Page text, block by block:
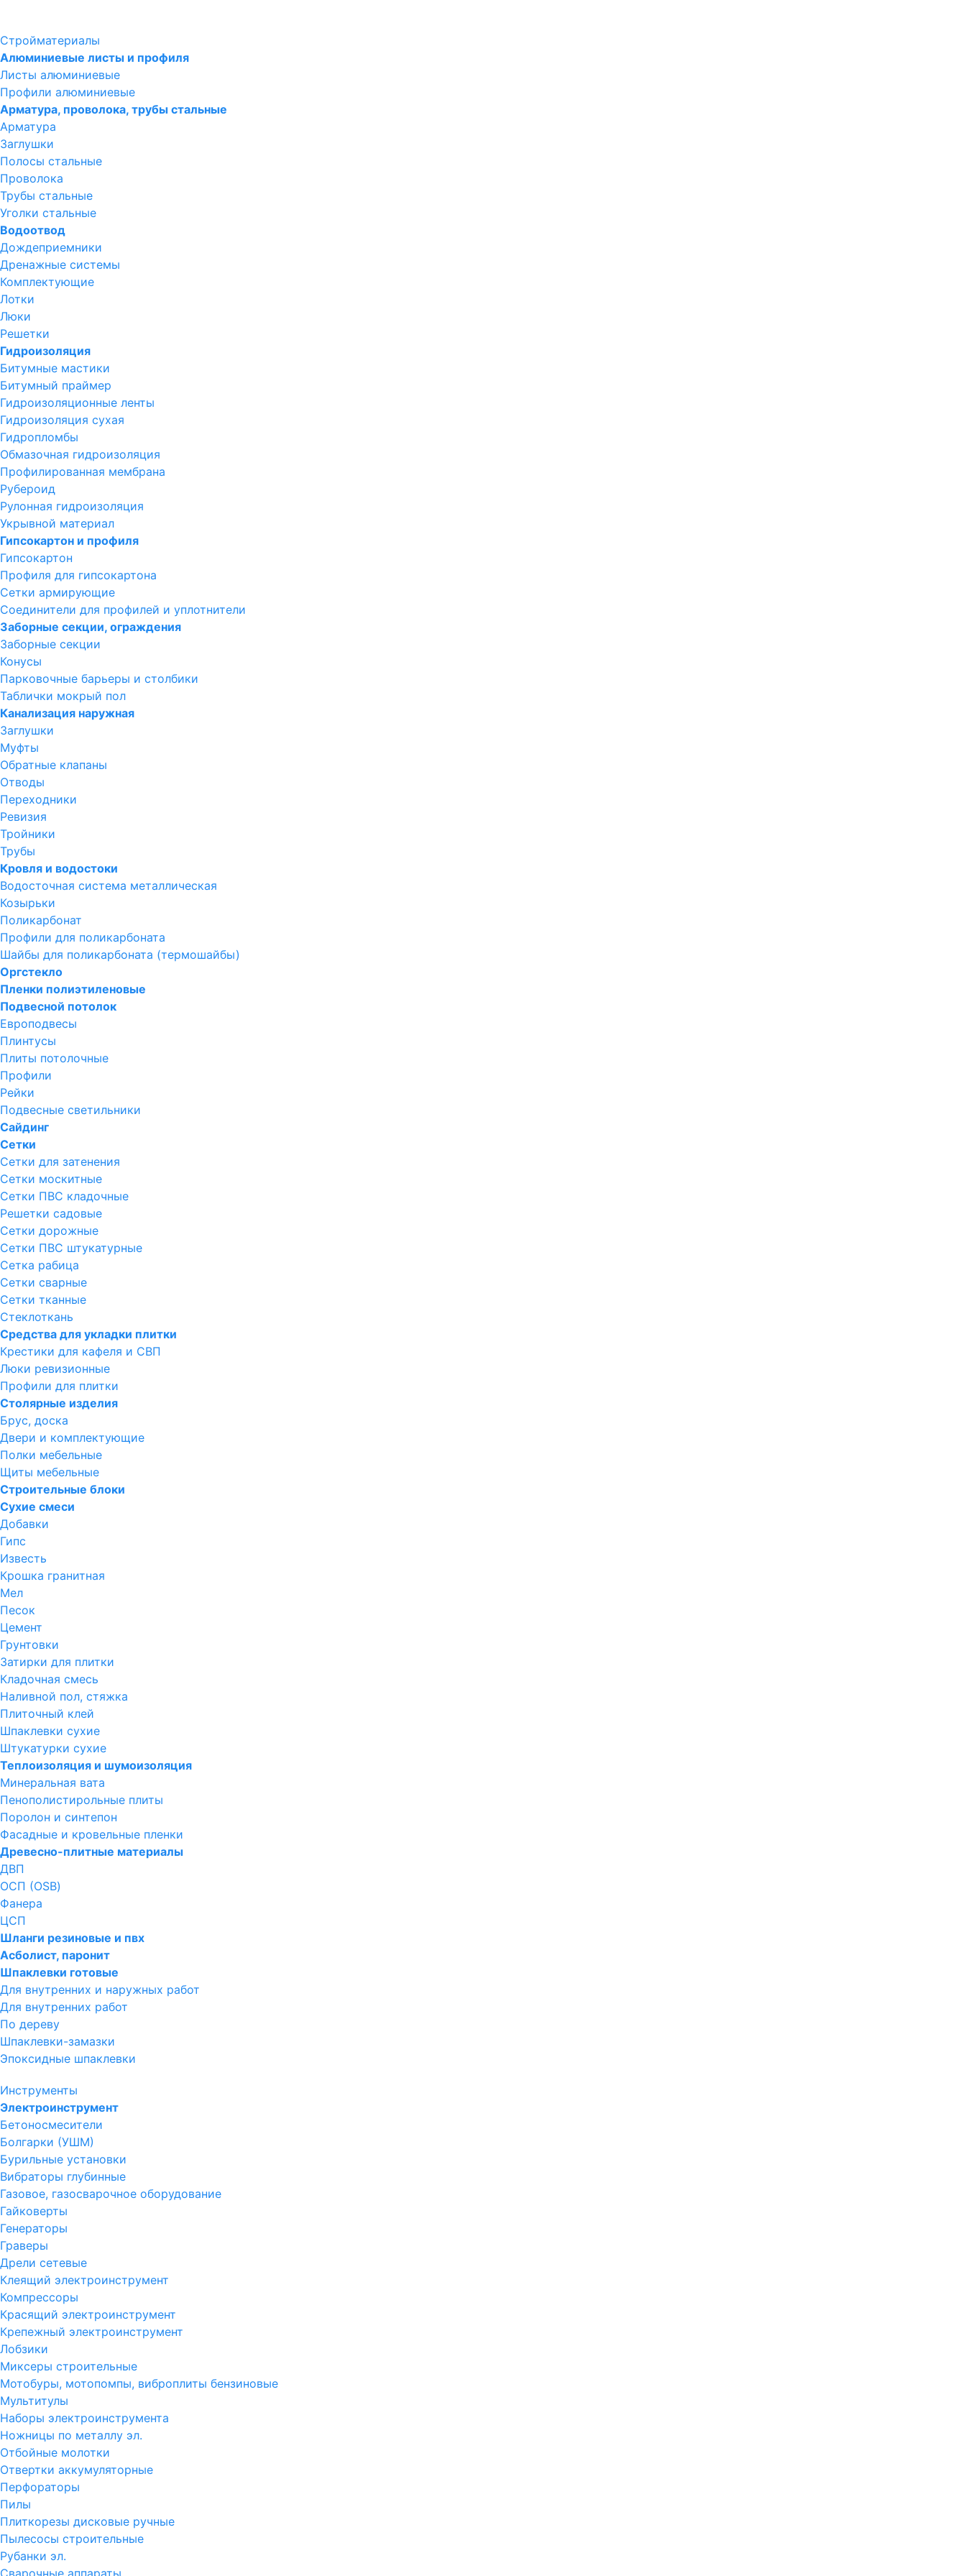
Стройматериалы
Алюминиевые листы и профиля
Листы алюминиевые
Профили алюминиевые
Арматура, проволока, трубы стальные
Арматура
Заглушки
Полосы стальные
Проволока
Трубы стальные
Уголки стальные
Водоотвод
Дождеприемники
Дренажные системы
Комплектующие
Лотки
Люки
Решетки
Гидроизоляция
Битумные мастики
Битумный праймер
Гидроизоляционные ленты
Гидроизоляция сухая
Гидропломбы
Обмазочная гидроизоляция
Профилированная мембрана
Рубероид
Рулонная гидроизоляция
Укрывной материал
Гипсокартон и профиля
Гипсокартон
Профиля для гипсокартона
Сетки армирующие
Соединители для профилей и уплотнители
Заборные секции, ограждения
Заборные секции
Конусы
Парковочные барьеры и столбики
Таблички мокрый пол
Канализация наружная
Заглушки
Муфты
Обратные клапаны
Отводы
Переходники
Ревизия
Тройники
Трубы
Кровля и водостоки
Водосточная система металлическая
Козырьки
Поликарбонат
Профили для поликарбоната
Шайбы для поликарбоната (термошайбы)
Оргстекло
Пленки полиэтиленовые
Подвесной потолок
Европодвесы
Плинтусы
Плиты потолочные
Профили
Рейки
Подвесные светильники
Сайдинг
Сетки
Сетки для затенения
Сетки москитные
Сетки ПВС кладочные
Решетки садовые
Сетки дорожные
Сетки ПВС штукатурные
Сетка рабица
Сетки сварные
Сетки тканные
Стеклоткань
Средства для укладки плитки
Крестики для кафеля и СВП
Люки ревизионные
Профили для плитки
Столярные изделия
Брус, доска
Двери и комплектующие
Полки мебельные
Щиты мебельные
Строительные блоки
Сухие смеси
Добавки
Гипс
Известь
Крошка гранитная
Мел
Песок
Цемент
Грунтовки
Затирки для плитки
Кладочная смесь
Наливной пол, стяжка
Плиточный клей
Шпаклевки сухие
Штукатурки сухие
Теплоизоляция и шумоизоляция
Минеральная вата
Пенополистирольные плиты
Поролон и синтепон
Фасадные и кровельные пленки
Древесно-плитные материалы
ДВП
ОСП (OSB)
Фанера
ЦСП
Шланги резиновые и пвх
Асболист, паронит
Шпаклевки готовые
Для внутренних и наружных работ
Для внутренних работ
По дереву
Шпаклевки-замазки
Эпоксидные шпаклевки
Инструменты
Электроинструмент
Бетоносмесители
Болгарки (УШМ)
Бурильные установки
Вибраторы глубинные
Газовое, газосварочное оборудование
Гайковерты
Генераторы
Граверы
Дрели сетевые
Клеящий электроинструмент
Компрессоры
Красящий электроинструмент
Крепежный электроинструмент
Лобзики
Миксеры строительные
Мотобуры, мотопомпы, виброплиты бензиновые
Мультитулы
Наборы электроинструмента
Ножницы по металлу эл.
Отбойные молотки
Отвертки аккумуляторные
Перфораторы
Пилы
Плиткорезы дисковые ручные
Пылесосы строительные
Рубанки эл.
Сварочные аппараты